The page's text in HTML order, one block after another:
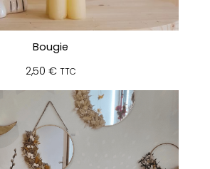
Bougie
2,50 € TTC